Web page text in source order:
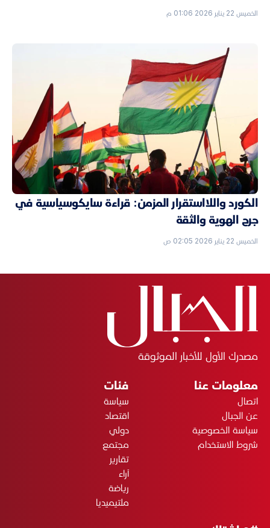
الخميس 22 يناير 2026 01:06 م
الكورد واللااستقرار المزمن: قراءة سايكوسياسية في
جرح الهوية والثقة
الخميس 22 يناير 2026 02:05 ص
مصدرك الأول للأخبار الموثوقة
معلومات عنا
اتصال
عن الجبال
سياسة الخصوصية
شروط الاستخدام
فئات
سياسة
اقتصاد
دولي
مجتمع
تقارير
آراء
رياضة
ملتيميديا